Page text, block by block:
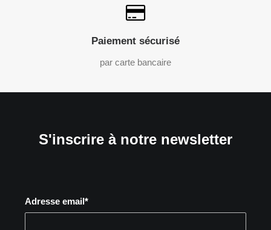
Paiement sécurisé
par carte bancaire
S'inscrire à notre newsletter
Adresse email*